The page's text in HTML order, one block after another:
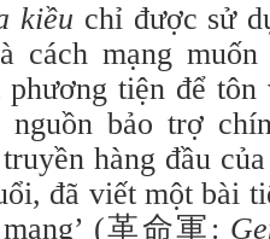
kiều chỉ được sử
cách mạng
phương tiện để
bảo trợ
hàng đầu
đã viết một bài
(革命軍: